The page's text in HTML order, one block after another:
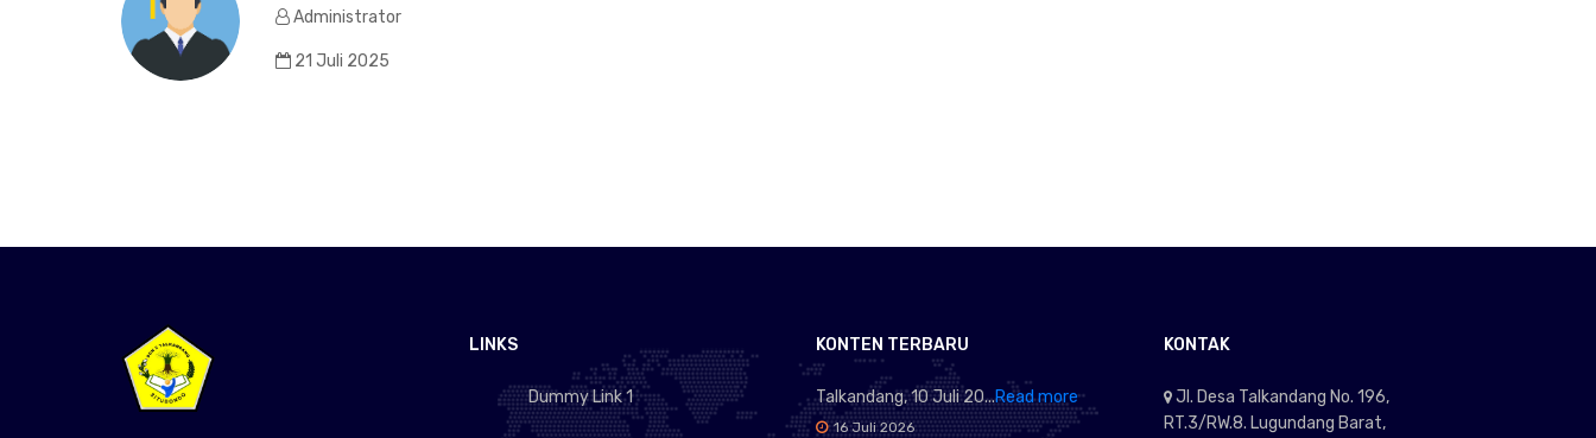
Administrator
21 Juli 2025
LINKS
Dummy Link 1
KONTEN TERBARU
Talkandang, 10 Juli 20...Read more
16 Juli 2026
KONTAK
Jl. Desa Talkandang No. 196,
RT.3/RW.8. Lugundang Barat,